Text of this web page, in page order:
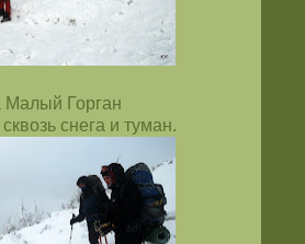
Малый Горган
снега и туман.